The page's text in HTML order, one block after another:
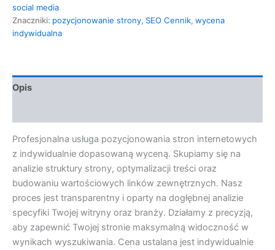
social media
Znaczniki: pozycjonowanie strony, SEO Cennik, wycena
indywidualna
Opis
Profesjonalna usługa pozycjonowania stron internetowych
z indywidualnie dopasowaną wyceną. Skupiamy się na
analizie struktury strony, optymalizacji treści oraz
budowaniu wartościowych linków zewnętrznych. Nasz
proces jest transparentny i oparty na dogłębnej analizie
specyfiki Twojej witryny oraz branży. Działamy z precyzją,
aby zapewnić Twojej stronie maksymalną widoczność w
wynikach wyszukiwania. Cena ustalana jest indywidualnie